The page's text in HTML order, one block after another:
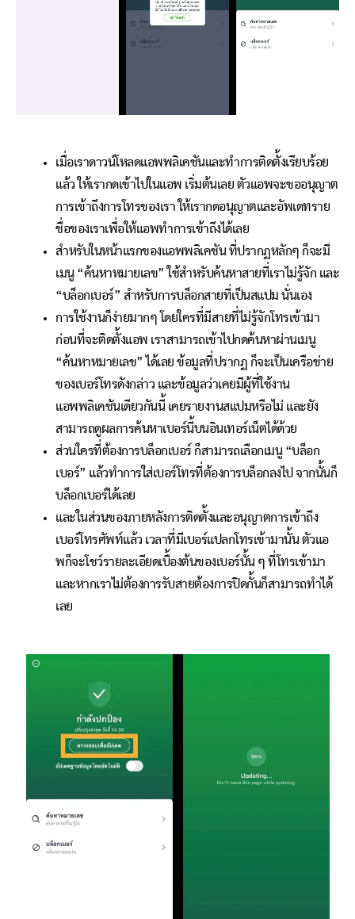
เมื่อเราดาวน์โหลดแอพพลิเคชันและทำการติดตั้งเรียบร้อย
แล้ว ให้เรากดเข้าไปในแอพ เริ่มต้นเลย ตัวแอพจะขออนุญาต
การเข้าถึงการโทรของเรา ให้เรากดอนุญาตและอัพเดทราย
ชื่อของเราเพื่อให้แอพทำการเข้าถึงได้เลย
สำหรับในหน้าแรกของแอพพลิเคชัน ที่ปรากฏหลักๆ ก็จะมี
เมนู “ค้นหาหมายเลข” ใช้สำหรับค้นหาสายที่เราไม่รู้จัก และ
“บล็อกเบอร์” สำหรับการบล็อกสายที่เป็นสแปม นั่นเอง
การใช้งานก็ง่ายมากๆ โดยใครที่มีสายที่ไม่รู้จักโทรเข้ามา
ก่อนที่จะติดตั้งแอพ เราสามารถเข้าไปกดค้นหาผ่านเมนู
“ค้นหาหมายเลข” ได้เลย ข้อมูลที่ปรากฏ ก็จะเป็นเครือข่าย
ของเบอร์โทรดังกล่าว และข้อมูลว่าเคยมีผู้ที่ใช้งาน
แอพพลิเคชันเดียวกันนี้ เคยรายงานสแปมหรือไม่ และยัง
สามารถดูผลการค้นหาเบอร์นี้บนอินเทอร์เน็ตได้ด้วย
ส่วนใครที่ต้องการบล็อกเบอร์ ก็สามารถเลือกเมนู “บล็อก
เบอร์” แล้วทำการใส่เบอร์โทรที่ต้องการบล็อกลงไป จากนั้นก็
บล็อกเบอร์ได้เลย
และในส่วนของภายหลังการติดตั้งและอนุญาตการเข้าถึง
เบอร์โทรศัพท์แล้ว เวลาที่มีเบอร์แปลกโทรเข้ามานั้น ตัวแอ
พก็จะโชว์รายละเอียดเบื้องต้นของเบอร์นั้น ๆ ที่โทรเข้ามา
และหากเราไม่ต้องการรับสายต้องการปิดกั้นก็สามารถทำได้
เลย